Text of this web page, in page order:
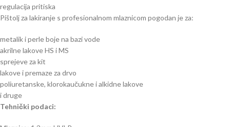
regulacija pritiska
Pištolj za lakiranje s profesionalnom mlaznicom pogodan je za:
metalik i perle boje na bazi vode
akrilne lakove HS i MS
sprejeve za kit
lakove i premaze za drvo
poliuretanske, klorokaučukne i alkidne lakove
i druge
Tehnički podaci: